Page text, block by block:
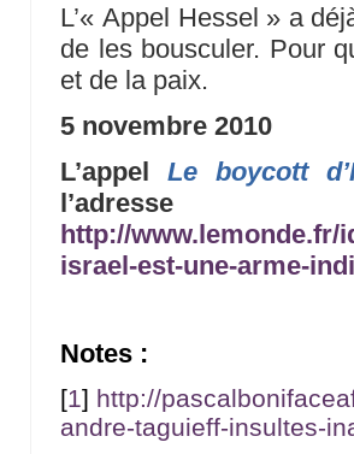
L’« Appel Hessel » a
de les bousculer. Pour
et de la paix.
5 novembre 2010
L’appelLe boycott
l’adresse
http://www.lemonde.fr/
israel-est-une-arme-
Notes :
[1] http://
andre-taguieff-insultes-